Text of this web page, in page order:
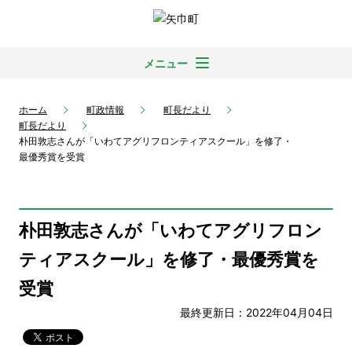
メニュー
ホーム 町政情報
町長だより
町長だより
朴田敦志さんが「いわてアグリフロンティアスクール」を修了・
最優秀賞を受賞
朴田敦志さんが「いわてアグリフロン
ティアスクール」を修了・最優秀賞を
受賞
最終更新日：2022年04月04日